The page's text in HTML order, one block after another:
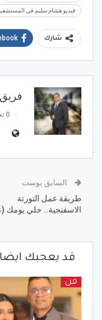
فيديو هشام سليم في
شارك
0 تعليقات
السابق بوست
طريقة عمل التورتة
الاسفنجية.. حلي يومك
قد يعجبك ايضا
فن